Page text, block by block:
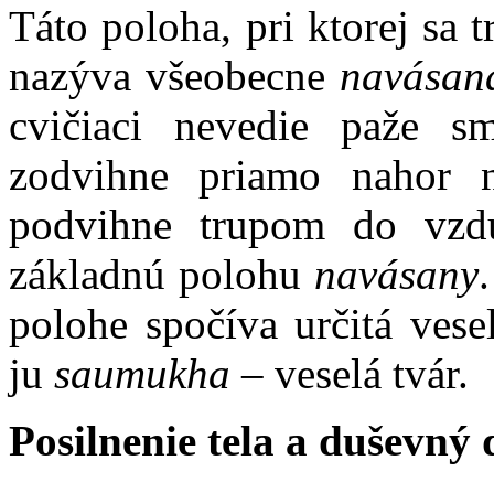
Táto poloha, pri ktorej sa
nazýva všeobecne
cvičiaci nevedie paže
zodvihne priamo nahor
podvihne trupom do
základnú polohu navásany
polohe spočíva určitá
ju saumukha – veselá tvár.
Posilnenie tela a duševný